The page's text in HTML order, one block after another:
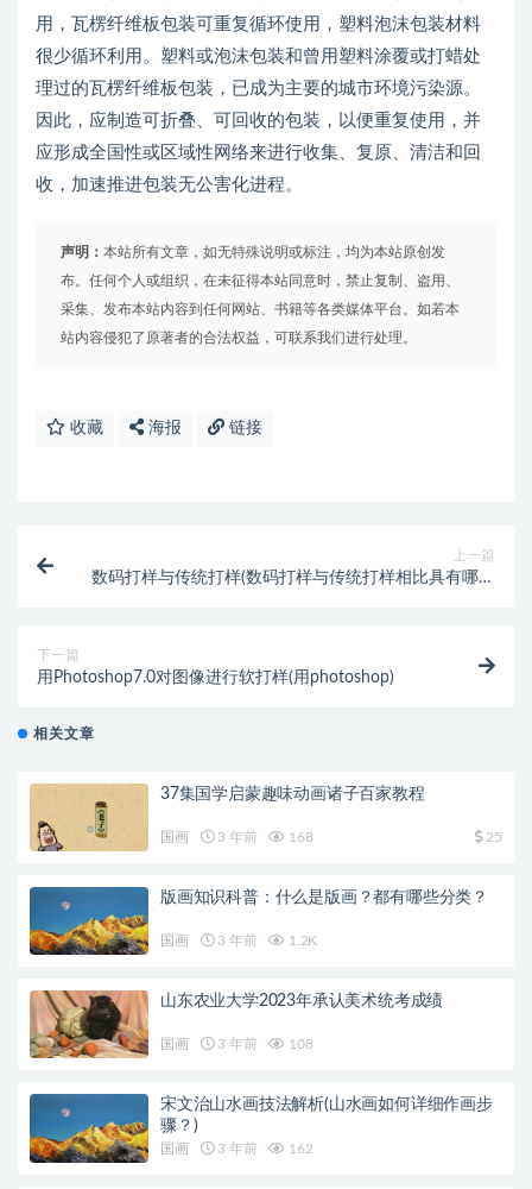
用，瓦楞纤维板包装可重复循环使用，塑料泡沫包装材料
很少循环利用。塑料或泡沫包装和曾用塑料涂覆或打蜡处
理过的瓦楞纤维板包装，已成为主要的城市环境污染源。
因此，应制造可折叠、可回收的包装，以便重复使用，并
应形成全国性或区域性网络来进行收集、复原、清洁和回
收，加速推进包装无公害化进程。
声明： 本站所有文章，如无特殊说明或标注，均为本站原创发
布。任何个人或组织，在未征得本站同意时，禁止复制、盗用、
采集、发布本站内容到任何网站、书籍等各类媒体平台。如若本
站内容侵犯了原著者的合法权益，可联系我们进行处理。
收藏 海报 链接
上一篇
数码打样与传统打样(数码打样与传统打样相比具有哪些
下一篇
用Photoshop7.0对图像进行软打样(用photoshop)
相关文章
37集国学启蒙趣味动画诸子百家教程
国画 3 年前 168 25
版画知识科普：什么是版画？都有哪些分类？
国画 3 年前 1.2K
山东农业大学2023年承认美术统考成绩
国画 3 年前 108
宋文治山水画技法解析(山水画如何详细作画步
骤？)
国画 3 年前 162